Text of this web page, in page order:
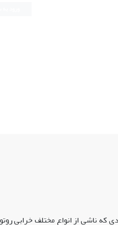
ناشی از انواع مختلف خرابی